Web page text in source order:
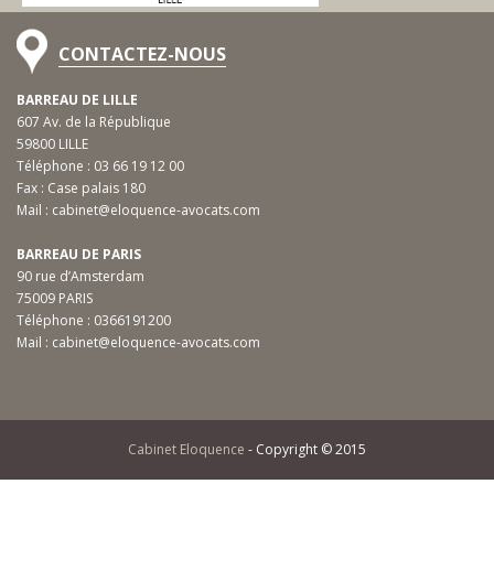
CONTACTEZ-NOUS
BARREAU DE LILLE
607 Av. de la République
59800 LILLE
Téléphone : 03 66 19 12 00
Fax : Case palais 180
Mail : cabinet@eloquence-avocats.com
BARREAU DE PARIS
90 rue d’Amsterdam
75009 PARIS
Téléphone : 0366191200
Mail : cabinet@eloquence-avocats.com
Cabinet Eloquence - Copyright © 2015